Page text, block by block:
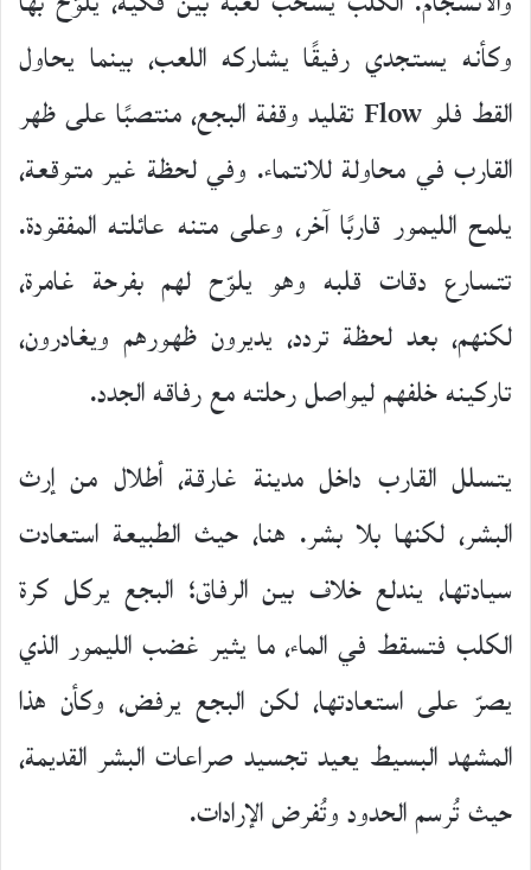
وكأنه يستجدي رفيقًا يشاركه اللعب، بينما يحاول
القط فلو Flow تقليد وقفة البجع، منتصبًا على ظهر
القارب في محاولة للانتماء. وفي لحظة غير متوقعة،
يلمح الليمور قاربًا آخر، وعلى متنه عائلته المفقودة.
تتسارع دقات قلبه وهو يلوّح لهم بفرحة غامرة،
لكنهم، بعد لحظة تردد، يديرون ظهورهم ويغادرون،
تاركينه خلفهم ليواصل رحلته مع رفاقه الجدد.
يتسلل القارب داخل مدينة غارقة، أطلال من إرث
البشر، لكنها بلا بشر. هنا، حيث الطبيعة استعادت
سيادتها، يندلع خلاف بين الرفاق؛ البجع يركل كرة
الكلب فتسقط في الماء، ما يثير غضب الليمور الذي
يصرّ على استعادتها، لكن البجع يرفض، وكأن هذا
المشهد البسيط يعيد تجسيد صراعات البشر القديمة،
حيث تُرسم الحدود وتُفرض الإرادات.